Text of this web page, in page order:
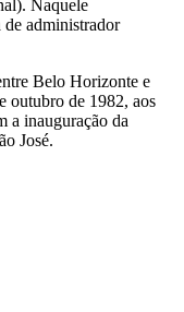
Naquele
administrador
Belo Horizonte e
outubro de 1982, aos
a inauguração da
José.